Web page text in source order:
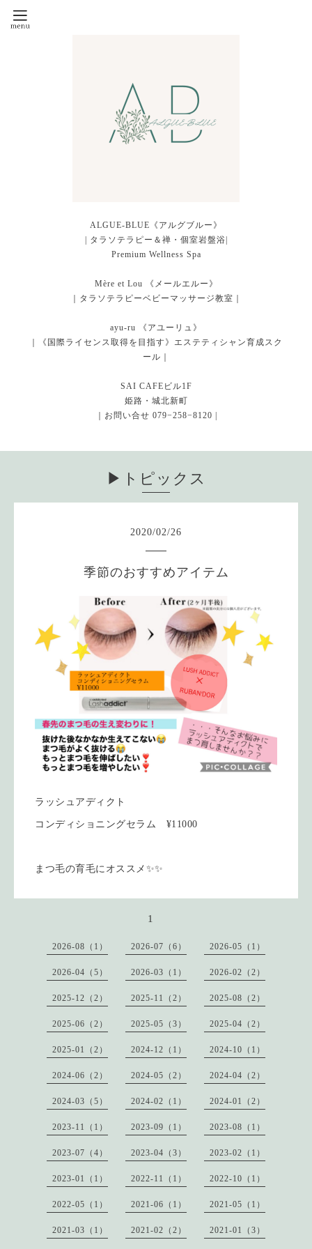
ALGUE-BLUE《アルグブルー》
| タラソテラピー＆禅・個室岩盤浴|
Premium Wellness Spa
Mère et Lou 《メールエルー》
｜タラソテラピーベビーマッサージ教室｜
ayu-ru 《アユーリュ》
｜《国際ライセンス取得を目指す》エステティシャン育成スク
ール｜
SAI CAFEビル1F
姫路・城北新町
｜お問い合せ 079−258−8120 |
▶︎トピックス
2020/02/26
季節のおすすめアイテム
ラッシュアディクト
コンディショニングセラム ¥11000
まつ毛の育毛にオススメ✨✨
1
2026-08（1） 2026-07（6） 2026-05（1）
2026-04（5） 2026-03（1） 2026-02（2）
2025-12（2） 2025-11（2） 2025-08（2）
2025-06（2） 2025-05（3） 2025-04（2）
2025-01（2） 2024-12（1） 2024-10（1）
2024-06（2） 2024-05（2） 2024-04（2）
2024-03（5） 2024-02（1） 2024-01（2）
2023-11（1） 2023-09（1） 2023-08（1）
2023-07（4） 2023-04（3） 2023-02（1）
2023-01（1） 2022-11（1） 2022-10（1）
2022-05（1） 2021-06（1） 2021-05（1）
2021-03（1） 2021-02（2） 2021-01（3）